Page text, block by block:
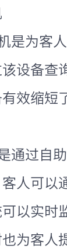
是为客
设备查
效缩短
通过自
人可以
以实时
为客人